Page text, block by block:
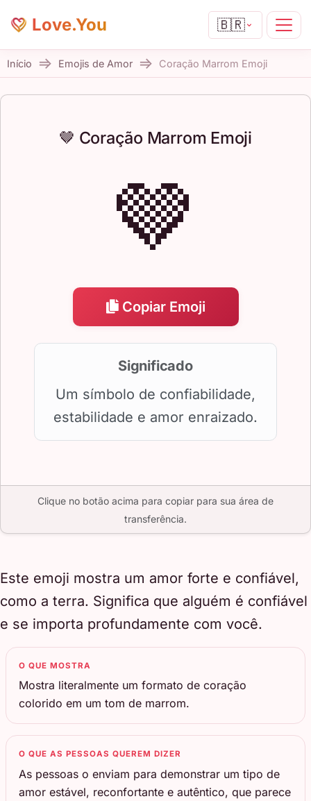
Love.You 🇧🇷
Início Emojis de Amor Coração Marrom Emoji
🤎 Coração Marrom Emoji
🤎
Copiar Emoji
Significado
Um símbolo de confiabilidade,
estabilidade e amor enraizado.
Clique no botão acima para copiar para sua área de
transferência.
Este emoji mostra um amor forte e confiável,
como a terra. Significa que alguém é confiável
e se importa profundamente com você.
O QUE MOSTRA
Mostra literalmente um formato de coração
colorido em um tom de marrom.
O QUE AS PESSOAS QUEREM DIZER
As pessoas o enviam para demonstrar um tipo de
amor estável, reconfortante e autêntico, que parece